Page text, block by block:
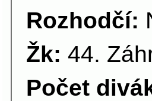
Rozhodčí:
Žk: 44.
Počet